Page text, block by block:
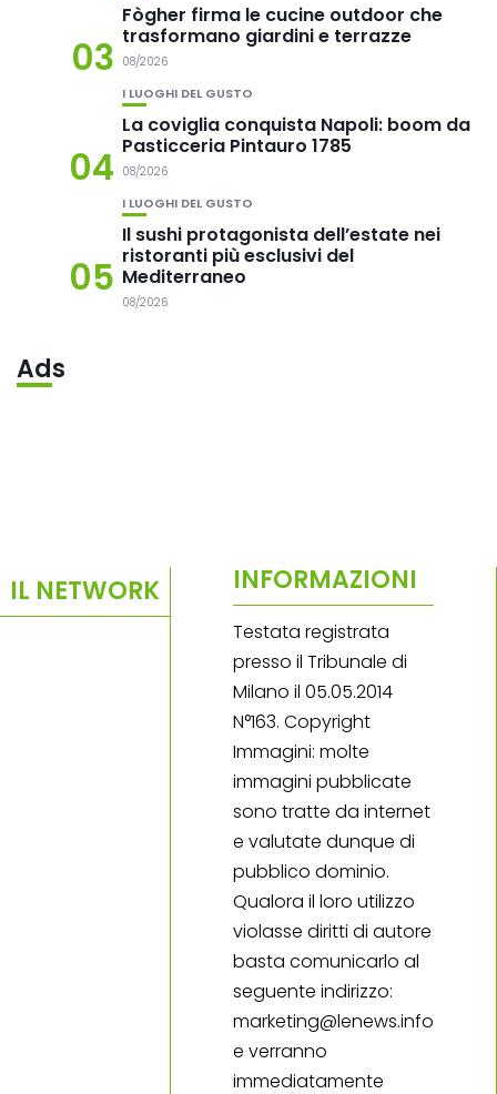
03
Fògher firma le cucine outdoor che
trasformano giardini e terrazze
08/2026
04
I LUOGHI DEL GUSTO
La coviglia conquista Napoli: boom da
Pasticceria Pintauro 1785
08/2026
05
I LUOGHI DEL GUSTO
Il sushi protagonista dell’estate nei
ristoranti più esclusivi del
Mediterraneo
08/2026
Ads
IL NETWORK INFORMAZIONI
Testata registrata
presso il Tribunale di
Milano il 05.05.2014
N°163. Copyright
Immagini: molte
immagini pubblicate
sono tratte da internet
e valutate dunque di
pubblico dominio.
Qualora il loro utilizzo
violasse diritti di autore
basta comunicarlo al
seguente indirizzo:
marketing@lenews.info
e verranno
immediatamente